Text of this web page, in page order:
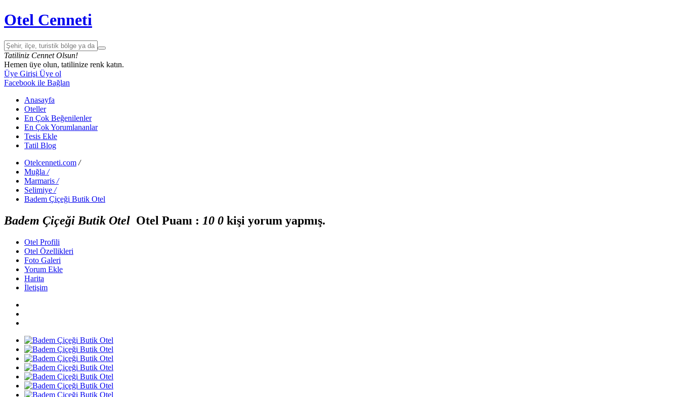
Otel Cenneti
Tatiliniz Cennet Olsun!
Hemen üye olun, tatilinize renk katın.
Üye Girişi Üye ol
Facebook ile Bağlan
Anasayfa
Oteller
En Çok Beğenilenler
En Çok Yorumlananlar
Tesis Ekle
Tatil Blog
Otelcenneti.com /
Muğla /
Marmaris /
Selimiye /
Badem Çiçeği Butik Otel
Badem Çiçeği Butik Otel Otel Puanı : 10 0 kişi yorum yapmış.
Otel Profili
Otel Özellikleri
Foto Galeri
Yorum Ekle
Harita
İletişim